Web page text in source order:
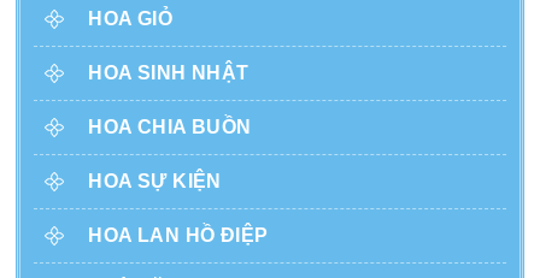
HOA GIỎ
HOA SINH NHẬT
HOA CHIA BUỒN
HOA SỰ KIỆN
HOA LAN HỒ ĐIỆP